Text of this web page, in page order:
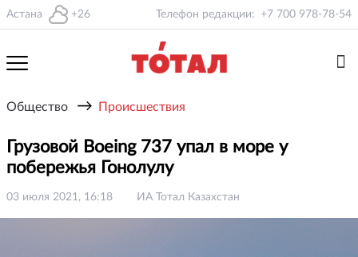
Астана +26 Телефон редакции: +7 700 978-78-54
Общество → Происшествия
Грузовой Boeing 737 упал в море у
побережья Гонолулу
03 июля 2021, 16:18 ИА Тотал Казахстан